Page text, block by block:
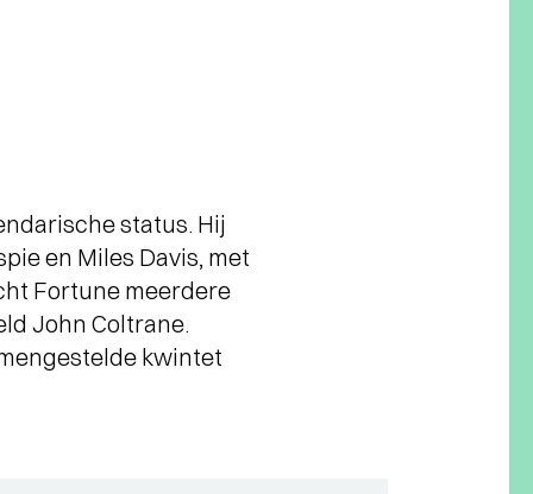
status. Hij
en Miles Davis, met
Fortune meerdere
John Coltrane.
kwintet